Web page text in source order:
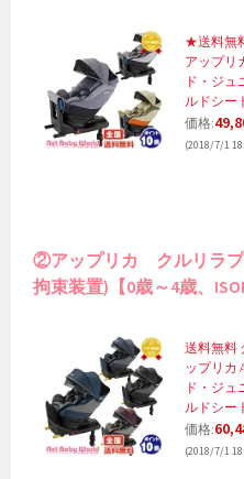
★送料無
アップリ
ド・ジュ
ルドシー
価格:
(2018/7/1
②アップリカ クルリラ
拘束装置)【0歳～4歳、
送料無料
ップリカ
ド・ジュ
ルドシー
価格:
(2018/7/1